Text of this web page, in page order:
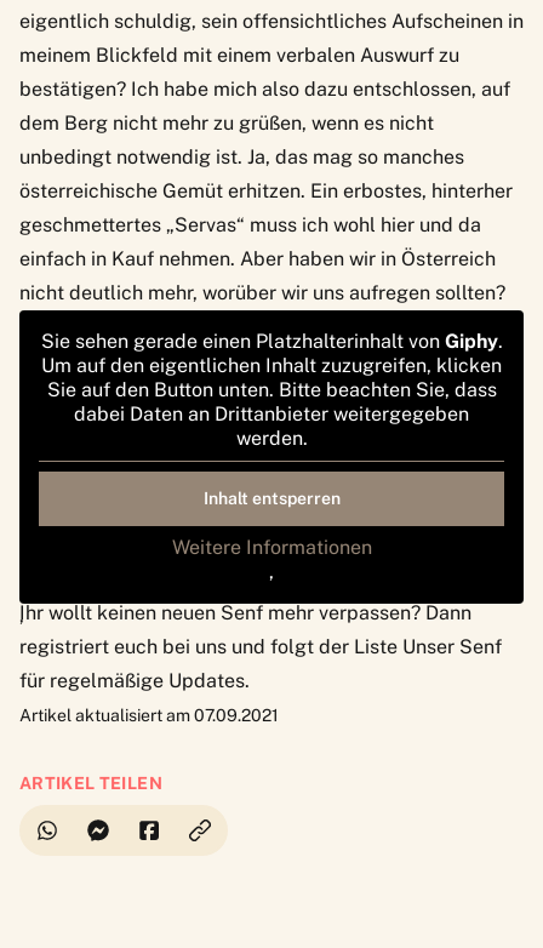
eigentlich schuldig, sein offensichtliches Aufscheinen in
meinem Blickfeld mit einem verbalen Auswurf zu
bestätigen? Ich habe mich also dazu entschlossen, auf
dem Berg nicht mehr zu grüßen, wenn es nicht
unbedingt notwendig ist. Ja, das mag so manches
österreichische Gemüt erhitzen. Ein erbostes, hinterher
geschmettertes „Servas“ muss ich wohl hier und da
einfach in Kauf nehmen. Aber haben wir in Österreich
nicht deutlich mehr, worüber wir uns aufregen sollten?
Sie sehen gerade einen Platzhalterinhalt von Giphy.
Um auf den eigentlichen Inhalt zuzugreifen, klicken
Sie auf den Button unten. Bitte beachten Sie, dass
dabei Daten an Drittanbieter weitergegeben
werden.
Inhalt entsperren
Weitere Informationen
‚
‚Ihr wollt keinen neuen Senf mehr verpassen? Dann
registriert euch bei uns und folgt der Liste Unser Senf
für regelmäßige Updates.
Artikel aktualisiert am 07.09.2021
ARTIKEL TEILEN